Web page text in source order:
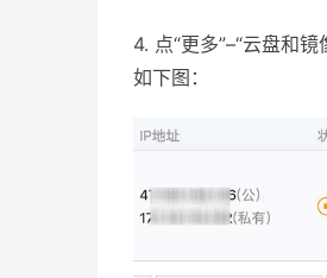
4. 点“更多”–“云盘和镜
如下图：